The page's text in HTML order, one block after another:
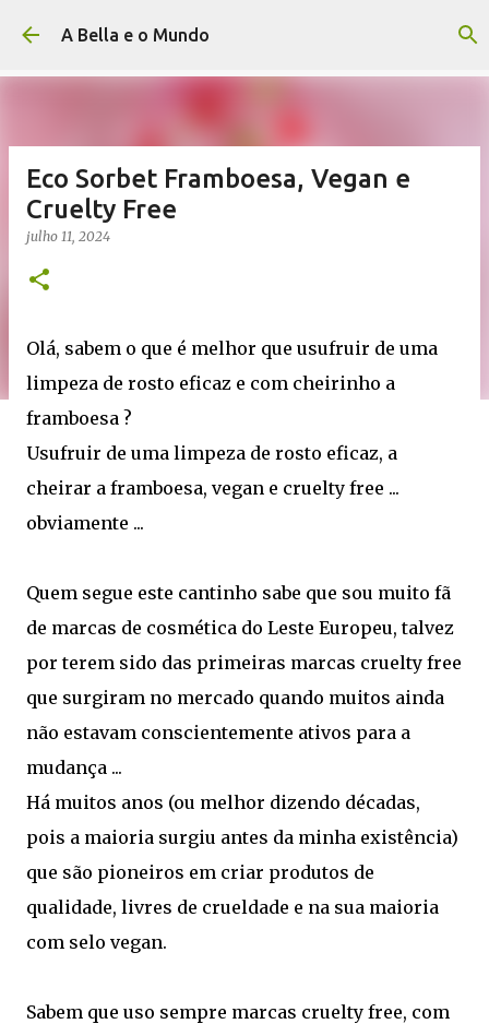
Avançar para o conteúdo principal
A Bella e o Mundo
Eco Sorbet Framboesa, Vegan e
Cruelty Free
julho 11, 2024
Olá, sabem o que é melhor que usufruir de uma
limpeza de rosto eficaz e com cheirinho a
framboesa ?
Usufruir de uma limpeza de rosto eficaz, a
cheirar a framboesa, vegan e cruelty free ...
obviamente ...
Quem segue este cantinho sabe que sou muito fã
de marcas de cosmética do Leste Europeu, talvez
por terem sido das primeiras marcas cruelty free
que surgiram no mercado quando muitos ainda
não estavam conscientemente ativos para a
mudança ...
Há muitos anos (ou melhor dizendo décadas,
pois a maioria surgiu antes da minha existência)
que são pioneiros em criar produtos de
qualidade, livres de crueldade e na sua maioria
com selo vegan.
Sabem que uso sempre marcas cruelty free, com